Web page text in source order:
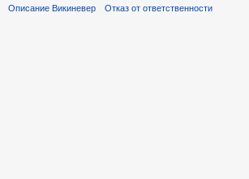
Описание Викиневер Отказ от ответственности